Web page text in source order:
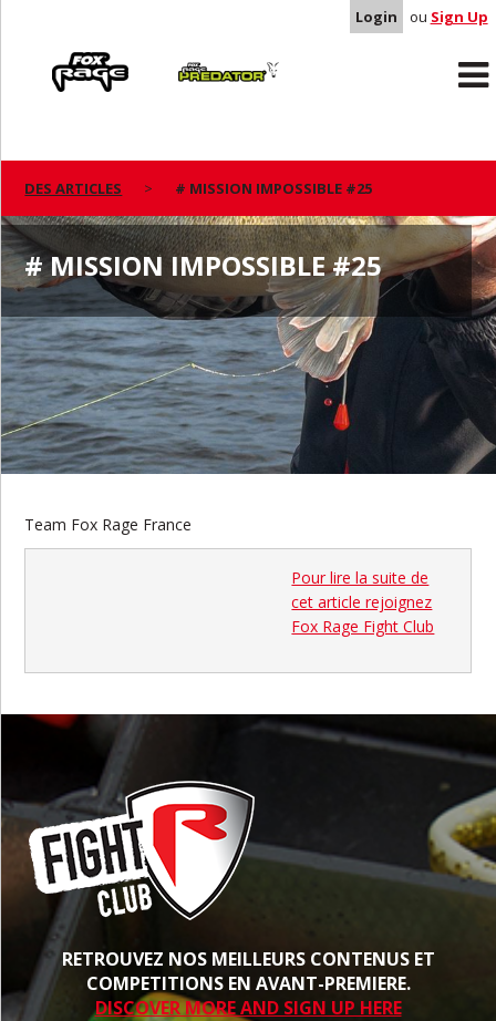
Login ou Sign Up
Predator
DES ARTICLES # MISSION IMPOSSIBLE #25
# MISSION IMPOSSIBLE #25
Team Fox Rage France
Pour lire la suite de
cet article rejoignez
Fox Rage Fight Club
RETROUVEZ NOS MEILLEURS CONTENUS ET
COMPETITIONS EN AVANT-PREMIERE.
DISCOVER MORE AND SIGN UP HERE